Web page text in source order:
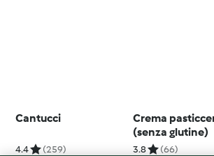
Cantucci
4.4 (259)
Crema
(senza glutine)
3.8 (66)